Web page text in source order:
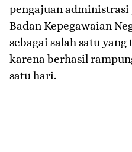
pengajuan administrasi
Badan Kepegawaian
sebagai salah satu
karena berhasil
satu hari.